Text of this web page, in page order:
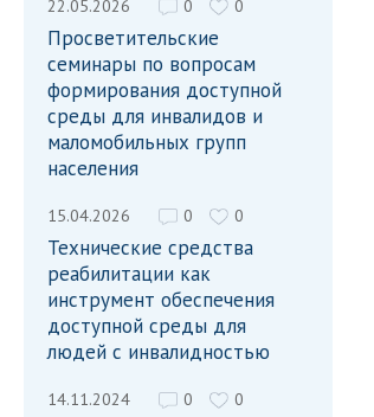
22.05.2026 0 0
Просветительские
семинары по вопросам
формирования доступной
среды для инвалидов и
маломобильных групп
населения
15.04.2026 0 0
Технические средства
реабилитации как
инструмент обеспечения
доступной среды для
людей с инвалидностью
14.11.2024 0 0